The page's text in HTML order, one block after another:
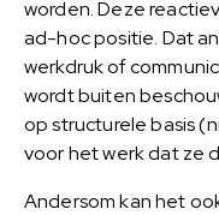
worden. Deze
ad-hoc positie. Dat
werkdruk of
wordt buiten
op structurele basis
voor het werk dat ze
Andersom kan het